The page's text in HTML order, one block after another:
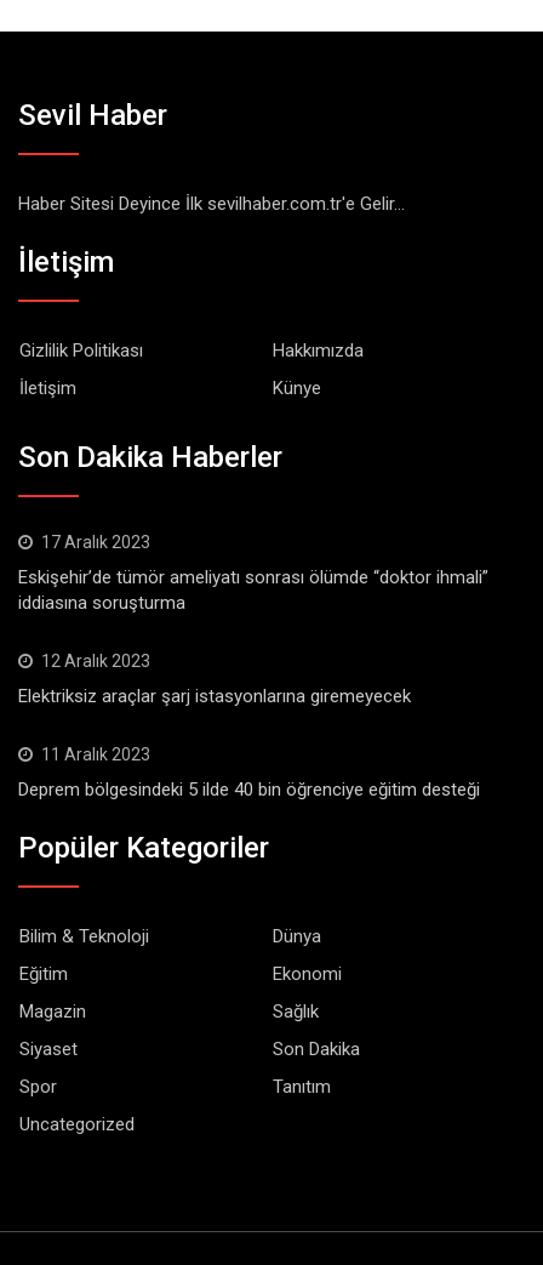
Sevil Haber
Haber Sitesi Deyince İlk sevilhaber.com.tr'e Gelir...
İletişim
Gizlilik Politikası
Hakkımızda
İletişim
Künye
Son Dakika Haberler
17 Aralık 2023
Eskişehir’de tümör ameliyatı sonrası ölümde “doktor ihmali”
iddiasına soruşturma
12 Aralık 2023
Elektriksiz araçlar şarj istasyonlarına giremeyecek
11 Aralık 2023
Deprem bölgesindeki 5 ilde 40 bin öğrenciye eğitim desteği
Popüler Kategoriler
Bilim & Teknoloji
Dünya
Eğitim
Ekonomi
Magazin
Sağlık
Siyaset
Son Dakika
Spor
Tanıtım
Uncategorized